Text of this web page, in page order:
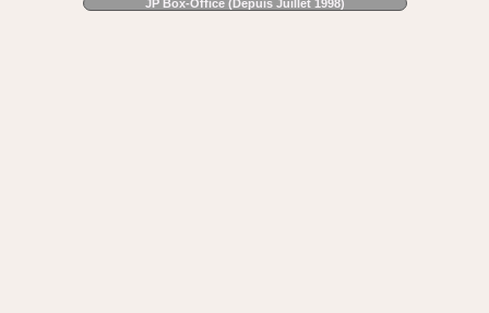
JP Box-Office (Depuis Juillet 1998)